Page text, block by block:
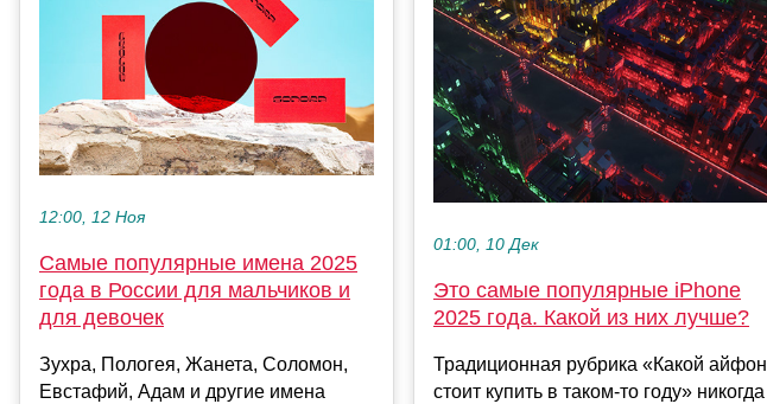
12:00, 12 Ноя
Самые популярные имена 2025
года в России для мальчиков и
для девочек
Зухра, Пологея, Жанета, Соломон,
Евстафий, Адам и другие имена
01:00, 10 Дек
Это самые популярные iPhone
2025 года. Какой из них лучше?
Традиционная рубрика «Какой айфон
стоит купить в таком-то году» никогда